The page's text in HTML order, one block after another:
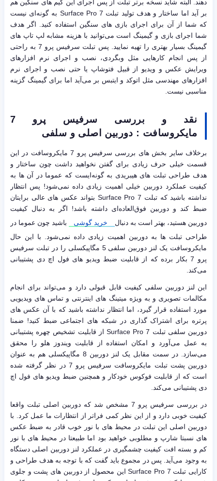
دهند. البته شاید نسخه برتر تبلت از پس اجرای این گیم های سنگین هم
بر آید اما ساختار و هدف تولید تبلت Surface Pro 7 به گونه‌ای نیست
که شما از آن برای اجرای بازی های سنگین استفاده کنید. اگر هدف
شما اجرای بازی و گیمینگ است می‌توانید با هزینه مشابه لپ تاپ های
گیمینگ بسیار بهتری را تهیه نمایید. پس تبلت سرفیس پرو 7 به راحتی
از پس انجام کارهایی مثل وبگردی، نصب و اجرای نرم افزارهای
ویرایش عکس و ویدیو از قبیل فتوشاپ یا حتی نصب و اجرای نرم
افزارهای مهندسی مثل اتوکد و ایتبس بر می‌آید اما برای گیمینگ گزینه
مناسبی نیست.
نقد و بررسی سرفیس پرو 7
مایکروسافت : دوربین اصلی و سلفی
برخلاف سایر بخش های بررسی سرفیس پرو 7 مایکروسافت در این
قسمت خیلی حرف زیادی برای گفتن نخواهید داشت چون ساختار و
هدف طراحی تبلت های هیبریدی به گونه‌ایست که عموما در آن ها به
کیفیت عملکرد دوربین خیلی اهمیت زیادی داده نمی‌شود! پس انتظار
نداشته باشید که تبلت Surface Pro 7 بتواند عکس های عالی برایتان
ضبط کند و دوربین فوق‌العاده‌ای داشته باشد! اگر به دنبال کیفیت
دوربین هستید، بهتر است به دنبال
خرید گوشی
باشید چون عموما در
طراحی تبلت ها به دوربین اهمیت زیادی داده نمی‌شود. با این حال
مایکروسافت یک لنز دوربین سلفی 5 مگاپیکسلی را در تبلت سرفیس
پرو 7 بکار برده که از قابلیت ضبط ویدیو های فول اچ دی پشتیبانی
می‌کند.
این لنز دوربین سلفی کیفیت قابل قبولی دارد و می‌تواند برای انجام
مکالمات تصویری و به ویژه میتینگ های اینترنتی و تماس های ویدیویی
مورد استفاده قرار گیرد، اما انتظار نداشته باشید که با آن عکس های
پرتره برای اشتراک گذاری در شبکه های اجتماعی ضبط کنید! ضمنا
دوربین سلفی تبلت Surface Pro 7 از قابلیت تشخیص چهره پشتیبانی
به عمل می‌آورد و امکان استفاده از قابلیت ویندوز هلو را محقق
می‌سازد. در سمت مقابل یک لنز دوربین 8 مگاپیکسلی هم به عنوان
دوربین پشت تبلت مایکروسافت سرفیس پرو 7 در نظر گرفته شده
است که از قابلیت فوکوس خودکار و همچنین ضبط ویدیو های فول اچ
دی پشتیبانی می‌کند.
در بررسی سرفیس پرو 7 مشخص شد که دوربین اصلی تبلت واقعا
کیفیت خوبی دارد و از این نظر کمی فراتر از انتظارات ما عمل کرد. با
دوربین اصلی این تبلت در محیط های با نور خوب قادر به ضبط عکس
های نسبتا شارپ و مطلوبی خواهید بود اما طبیعتا در محیط های با نور
کم و بسته افت کیفیت چشمگیری در عملکرد لنز دوربین اصلی دستگاه
به وجود می‌آید. پس در مجموع باید گفت که با توجه به هدف طراحی و
کارایی تبلت Surface Pro 7 این محصول از دوربین های پشت و جلوی